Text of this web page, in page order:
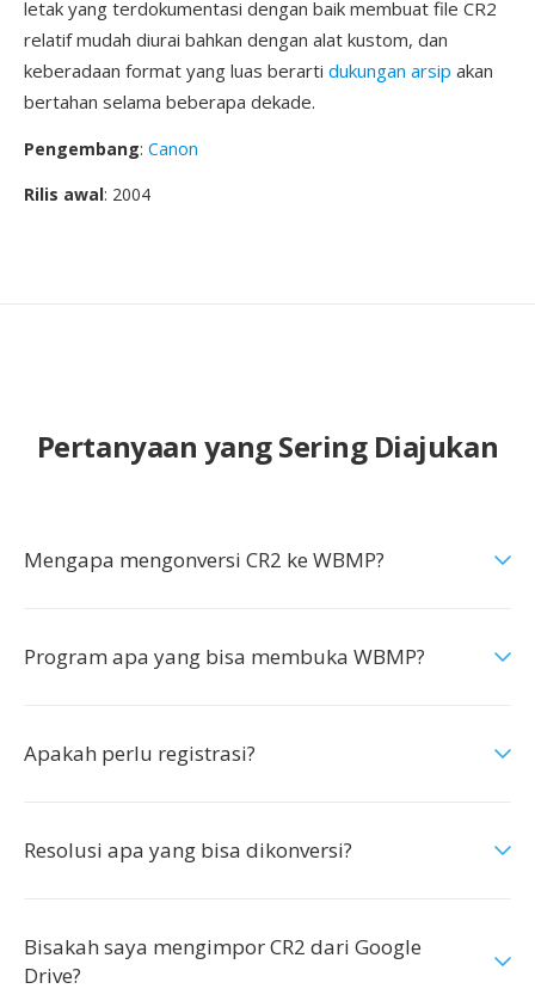
letak yang terdokumentasi dengan baik membuat file CR2
relatif mudah diurai bahkan dengan alat kustom, dan
keberadaan format yang luas berarti dukungan arsip akan
bertahan selama beberapa dekade.
Pengembang: Canon
Rilis awal: 2004
Pertanyaan yang Sering Diajukan
Mengapa mengonversi CR2 ke WBMP?
Program apa yang bisa membuka WBMP?
Apakah perlu registrasi?
Resolusi apa yang bisa dikonversi?
Bisakah saya mengimpor CR2 dari Google
Drive?